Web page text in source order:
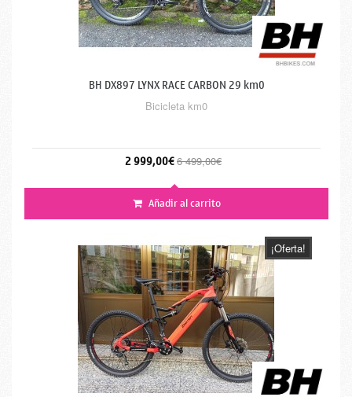
BH DX897 LYNX RACE CARBON 29 km0
Bicicleta km0
2 999,00€6 499,00€
Añadir al carrito
¡Oferta!